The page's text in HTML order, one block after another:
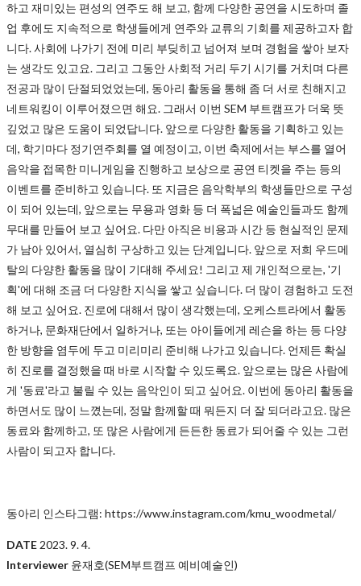
하고 재미있는 편성의 연주도 해 보고, 함께 다양한 공연을 시도하며 졸
업 후에도 지속적으로 학생들에게 연주와 교류의 기회를 제공하고자 합
니다. 사회에 나가기 전에 미리 부딪히고 넘어져 보며 경험을 쌓아 보자
는 생각도 있고요. 그리고 그동안 사회적 거리 두기 시기를 거치며 다른
전공과 많이 단절되었었는데, 동아리 활동을 통해 좀 더 서로 친해지고
네트워킹이 이루어졌으면 해요. 그래서 이번 SEM 부트캠프가 더욱 뜻
깊었고 많은 도움이 되었답니다. 앞으로 다양한 활동을 기획하고 있는
데, 학기마다 정기연주회를 열 예정이고, 이번 축제에서는 부스를 열어
음악을 접목한 미니게임을 진행하고 보상으로 공연 티켓을 주는 등의
이벤트를 준비하고 있습니다. 또 지금은 음악학부의 학생들만으로 구성
이 되어 있는데, 앞으로는 무용과 영화 등 더 폭넓은 예술인들과도 함께
무대를 만들어 보고 싶어요. 다만 아직은 비용과 시간 등 현실적인 문제
가 남아 있어서, 열심히 구상하고 있는 단계입니다. 앞으로 저희 우드메
탈의 다양한 활동을 많이 기대해 주세요! 그리고 제 개인적으로는, '기
획'에 대해 조금 더 다양한 지식을 쌓고 싶습니다. 더 많이 경험하고 도전
해 보고 싶어요. 진로에 대해서 많이 생각했는데, 오케스트라에서 활동
하거나, 문화재단에서 일하거나, 또는 아이들에게 레슨을 하는 등 다양
한 방향을 염두에 두고 미리미리 준비해 나가고 있습니다. 언제든 확실
히 진로를 결정했을 때 바로 시작할 수 있도록요. 앞으로는 많은 사람에
게 '동료'라고 불릴 수 있는 음악인이 되고 싶어요. 이번에 동아리 활동을
하면서도 많이 느꼈는데, 정말 함께할 때 뭐든지 더 잘 되더라고요. 많은
동료와 함께하고, 또 많은 사람에게 든든한 동료가 되어줄 수 있는 그런
사람이 되고자 합니다.
동아리 인스타그램: https://www.instagram.com/kmu_woodmetal/
DATE 2023. 9. 4.
Interviewer 윤재호(SEM부트캠프 예비예술인)